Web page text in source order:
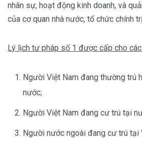
nhân sự, hoạt động kinh doanh, và
của cơ quan nhà nước, tổ chức chính
Lý lịch tư pháp số 1 được cấp cho
Người Việt Nam đang thường trú
nước;
Người Việt Nam đang cư trú tại
Người nước ngoài đang cư trú tại